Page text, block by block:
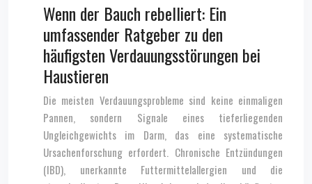
Wenn der Bauch rebelliert: Ein
umfassender Ratgeber zu den
häufigsten Verdauungsstörungen bei
Haustieren
Die meisten Verdauungsprobleme sind keine einmaligen
Pannen, sondern Signale eines tieferliegenden
Ungleichgewichts im Darm, das eine systematische
Ursachenforschung erfordert. Chronische Entzündungen
(IBD), unerkannte Futtermittelallergien und die